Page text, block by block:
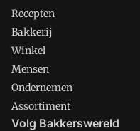
Recepten
Bakkerij
Winkel
Mensen
Ondernemen
Assortiment
Volg Bakkerswereld